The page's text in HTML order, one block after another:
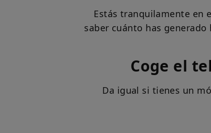
Estás tranquilamente en
saber cuánto has
Coge el
Da igual si tienes un